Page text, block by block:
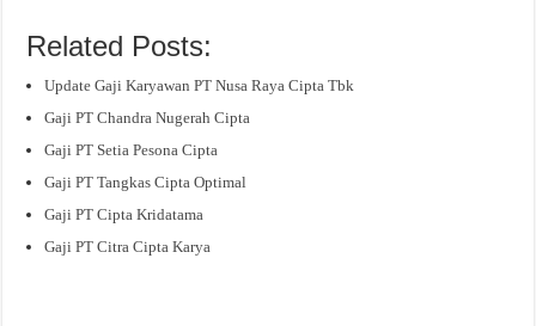
Related Posts:
Update Gaji Karyawan PT Nusa Raya Cipta Tbk
Gaji PT Chandra Nugerah Cipta
Gaji PT Setia Pesona Cipta
Gaji PT Tangkas Cipta Optimal
Gaji PT Cipta Kridatama
Gaji PT Citra Cipta Karya